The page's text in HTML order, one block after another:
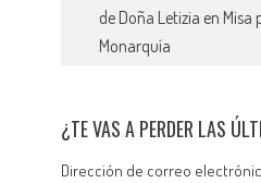
de Doña Letizia en
Monarquía
¿TE VAS A PERDER LAS
Dirección de correo